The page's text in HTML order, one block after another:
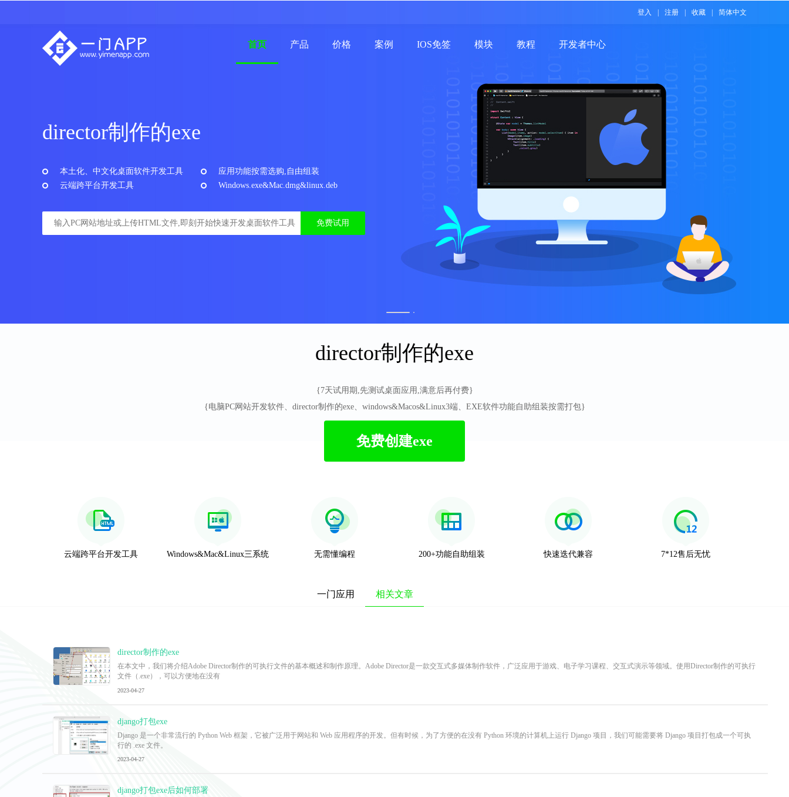
登入 注册 收藏 简体中文
首页 产品 价格 案例 IOS免签 模块 教程 开发者中心
director制作的exe
本土化、中文化桌面软件开发工具
应用功能按需选购,自由组装
云端跨平台开发工具
Windows.exe&Mac.dmg&linux.deb
免费试用
director制作的exe
{7天试用期,先测试桌面应用,满意后再付费}
{电脑PC网站开发软件、director制作的exe、windows&Macos&Linux3端、EXE软件功能自助组装按需打包}
免费创建exe
云端跨平台开发工具 Windows&Mac&Linux三系统 无需懂编程 200+功能自助组装 快速迭代兼容 7*12售后无忧
一门应用 相关文章
director制作的exe
在本文中，我们将介绍Adobe Director制作的可执行文件的基本概述和制作原理。Adobe Director是一款交互式多媒体制作软件，广泛应用于游戏、电子学习课程、交互式演示等领域。使用Director制作的可执行
文件（.exe），可以方便地在没有
2023-04-27
django打包exe
Django 是一个非常流行的 Python Web 框架，它被广泛用于网站和 Web 应用程序的开发。但有时候，为了方便的在没有 Python 环境的计算机上运行 Django 项目，我们可能需要将 Django 项目打包成一个可执
行的 .exe 文件。
2023-04-27
django打包exe后如何部署